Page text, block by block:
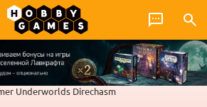
Underworlds Direchasm